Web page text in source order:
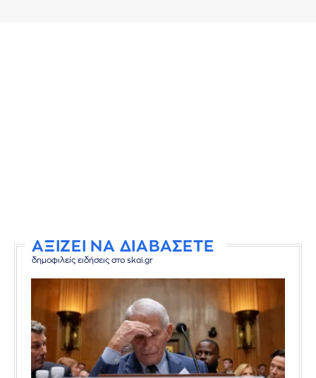
ΑΞΙΖΕΙ ΝΑ ΔΙΑΒΑΣΕΤΕ
δημοφιλείς ειδήσεις στο skai.gr